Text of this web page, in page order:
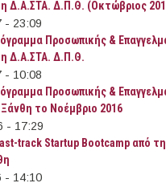
Δ.Α.ΣΤΑ. Δ.Π.Θ. (Οκτώβριος
- 23:09
Προσωπικής &
Δ.Α.ΣΤΑ. Δ.Π.Θ.
- 10:08
Προσωπικής &
το Νοέμβριο 2016
- 17:29
track Startup Bootcamp από
- 14:10